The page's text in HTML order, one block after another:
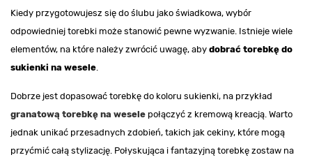
Kiedy przygotowujesz się do ślubu jako świadkowa, wybór
odpowiedniej torebki może stanowić pewne wyzwanie. Istnieje wiele
elementów, na które należy zwrócić uwagę, aby dobrać torebkę do
sukienki na wesele
Dobrze jest dopasować torebkę do koloru sukienki, na przykład
granatową torebkę na wesele połączyć z kremową kreacją. Warto
jednak unikać przesadnych zdobień, takich jak cekiny, które mogą
przyćmić całą stylizację. Połyskująca i fantazyjną torebkę zostaw na